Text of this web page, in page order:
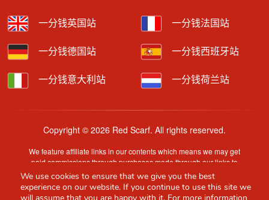
一分钱英国站 一分钱法国站
一分钱德国站 一分钱西班牙站
一分钱意大利站 一分钱荷兰站
Copyright © 2026 Red Scarf. All rights reserved.
We feature affiliate links in our contents which means we may get
paid commissions through purchases made through our links to
retailer sites.
Content is provided by users, brands or merchants. Some
information may have been generated by AI and is provided for
We use cookies to ensure that we give you the best
experience on our website. If you continue to use this site we